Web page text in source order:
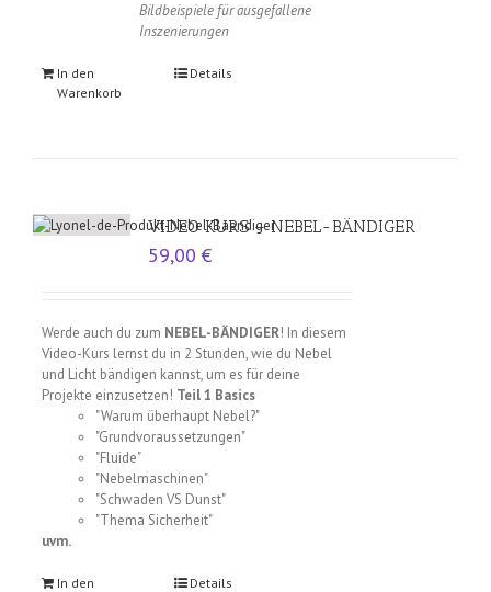
Bildbeispiele für ausgefallene
Inszenierungen
In den
Warenkorb
Details
VIDEO KURS – NEBEL-BÄNDIGER
59,00 €
Werde auch du zum NEBEL-BÄNDIGER! In diesem
Video-Kurs lernst du in 2 Stunden, wie du Nebel
und Licht bändigen kannst, um es für deine
Projekte einzusetzen! Teil 1 Basics
"Warum überhaupt Nebel?"
"Grundvoraussetzungen"
"Fluide"
"Nebelmaschinen"
"Schwaden VS Dunst"
"Thema Sicherheit"
uvm.
In den Details